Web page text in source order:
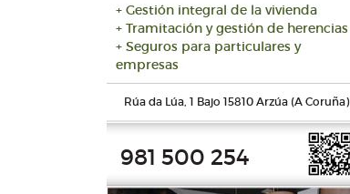
+ Gestión integral de la vivienda
+ Tramitación y gestión de herencias
+ Seguros para particulares y
empresas
Rúa da Lúa, 1 Bajo 15810 Arzúa (A Coruña)
981 500 254